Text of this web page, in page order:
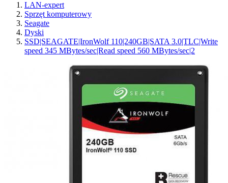
LAN-expert
Sprzęt komputerowy
Seagate
Dyski
SSD|SEAGATE|IronWolf 110|240GB|SATA 3.0|TLC|Write
speed 345 MBytes/sec|Read speed 560 MBytes/sec|2